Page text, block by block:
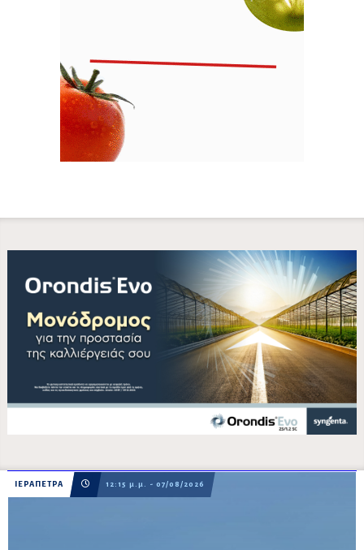
ΙΕΡΑΠΕΤΡΑ 12:15 μ.μ. - 07/08/2026